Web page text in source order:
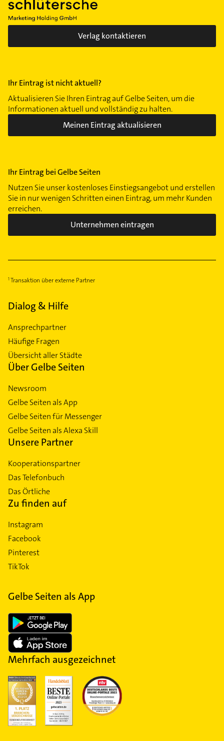
Verlag kontaktieren
Ihr Eintrag ist nicht aktuell?
Aktualisieren Sie Ihren Eintrag auf Gelbe Seiten, um die
Informationen aktuell und vollständig zu halten.
Meinen Eintrag aktualisieren
Ihr Eintrag bei Gelbe Seiten
Nutzen Sie unser kostenloses Einstiegsangebot und erstellen
Sie in nur wenigen Schritten einen Eintrag, um mehr Kunden
erreichen.
Unternehmen eintragen
Transaktion über externe Partner
Dialog & Hilfe
Ansprechpartner
Häufige Fragen
Übersicht aller Städte
Über Gelbe Seiten
Newsroom
Gelbe Seiten als App
Gelbe Seiten für Messenger
Gelbe Seiten als Alexa Skill
Unsere Partner
Kooperationspartner
Das Telefonbuch
Das Örtliche
Zu finden auf
Instagram
Facebook
Pinterest
TikTok
Gelbe Seiten als App
Mehrfach ausgezeichnet